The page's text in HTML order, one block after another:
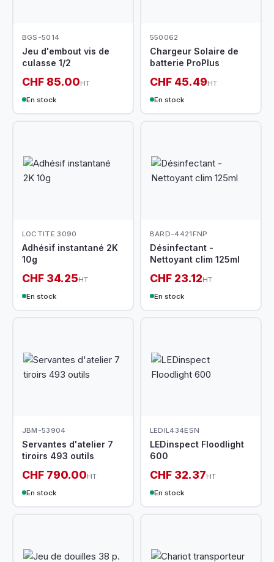
BGS-5014
Jeu d'embout vis de
culasse 1/2
CHF 85.00HT
En stock
550062
Chargeur Solaire de
batterie ProPlus
CHF 45.49HT
En stock
LOCTITE 3090
Adhésif instantané 2K
10g
CHF 34.25HT
En stock
BARD-4421FNP
Désinfectant -
Nettoyant clim 125ml
CHF 23.12HT
En stock
JBM-53904
Servantes d'atelier 7
tiroirs 493 outils
CHF 790.00HT
En stock
LEDIL434ESN
LEDinspect Floodlight
600
CHF 32.37HT
En stock